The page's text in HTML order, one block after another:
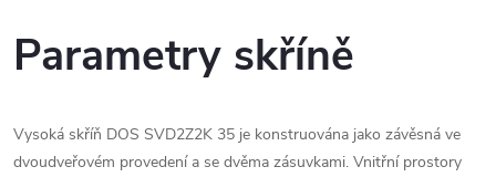
Parametry skříně
Vysoká skříň DOS SVD2Z2K 35 je konstruována jako závěsná ve
dvoudveřovém provedení a se dvěma zásuvkami. Vnitřní prostory